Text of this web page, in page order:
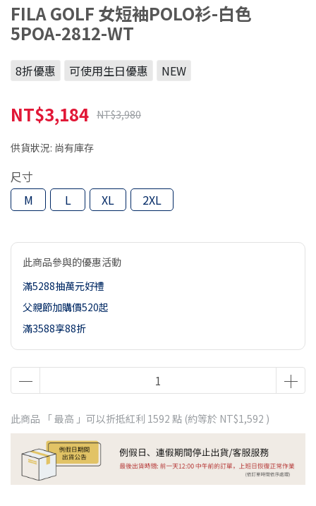
FILA GOLF 女短袖POLO衫-白色
5POA-2812-WT
8折優惠 可使用生日優惠 NEW
NT$3,184 NT$3,980
供貨狀況: 尚有庫存
尺寸
M
L XL 2XL
此商品參與的優惠活動
滿5288抽萬元好禮
父親節加購價520起
滿3588享88折
此商品 「 最高 」可以折抵紅利 1592 點 (約等於 NT$1,592 )